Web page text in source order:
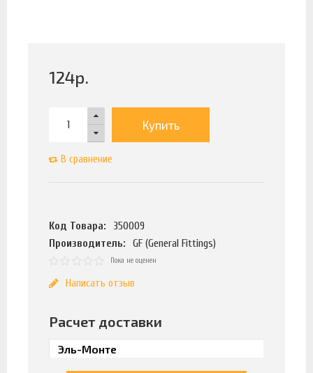
124р.
Купить
В сравнение
Код Товара:
350009
Производитель:
GF (General Fittings)
Пока не оценен
Написать отзыв
Расчет доставки